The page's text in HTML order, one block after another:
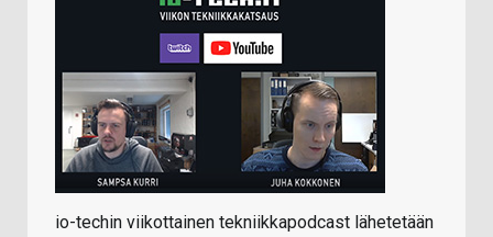
io-techin viikottainen tekniikkapodcast lähetetään